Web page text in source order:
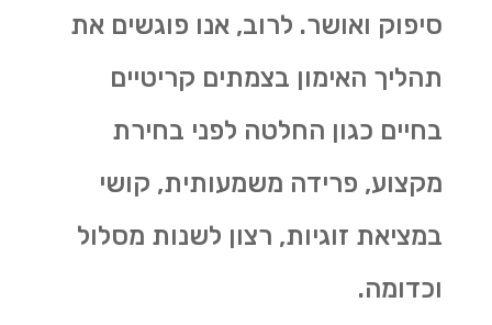
סיפוק ואושר. לרוב, אנו פוגשים את
תהליך האימון בצמתים קריטיים
בחיים כגון החלטה לפני בחירת
מקצוע, פרידה משמעותית, קושי
במציאת זוגיות, רצון לשנות מסלול
וכדומה.